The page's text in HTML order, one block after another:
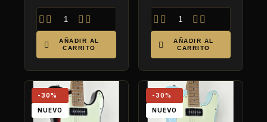
   

AÑADIR AL
CARRITO
   

AÑADIR AL
CARRITO
-30%
NUEVO
-30%
NUEVO